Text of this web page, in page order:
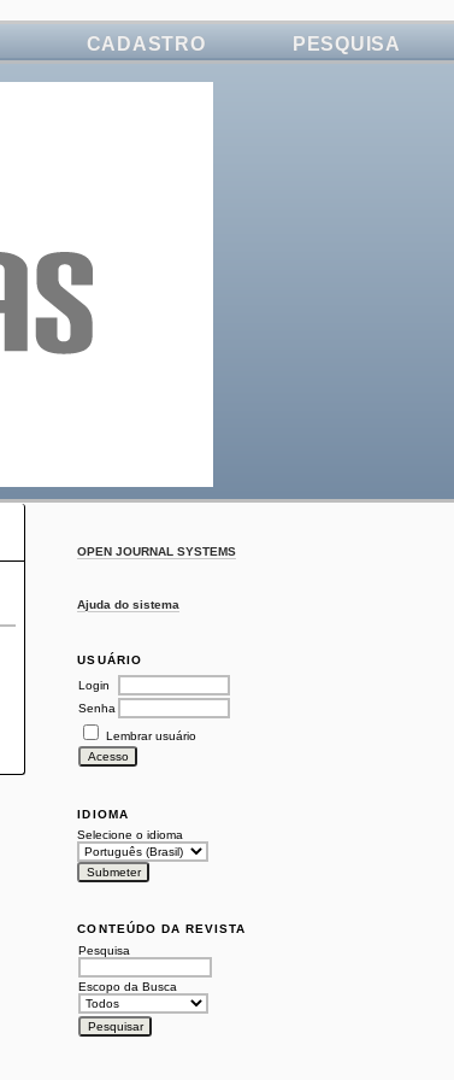
OPEN JOURNAL SYSTEMS
Ajuda do sistema
USUÁRIO
Login
Senha
Lembrar usuário
IDIOMA
Selecione o idioma
CONTEÚDO DA REVISTA
Pesquisa
Escopo da Busca
CADASTRO PESQUISA